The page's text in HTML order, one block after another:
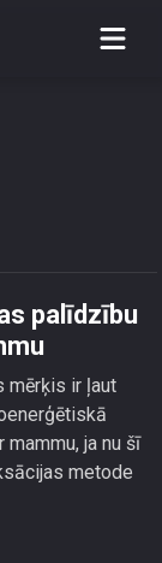
palīdzību
mērķis ir ļaut
ja nu šī
metode